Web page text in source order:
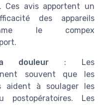
Ces avis apportent un
des appareils
le compex
douleur : Les
souvent que les
aident à soulager les
postopératoires. Les